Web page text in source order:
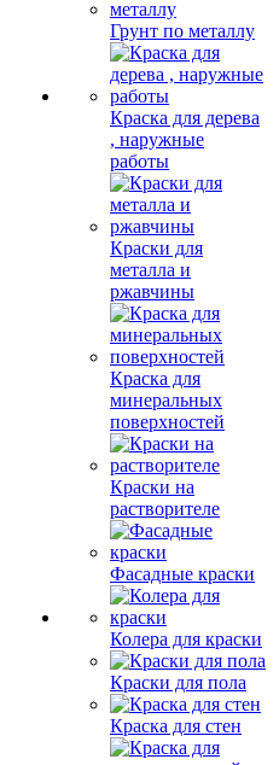
Грунт по металлу
Краска для дерева
, наружные
работы
Краски для
металла и
ржавчины
Краска для
минеральных
поверхностей
Краски на
растворителе
Фасадные краски
Колера для краски
Краски для пола
Краска для стен